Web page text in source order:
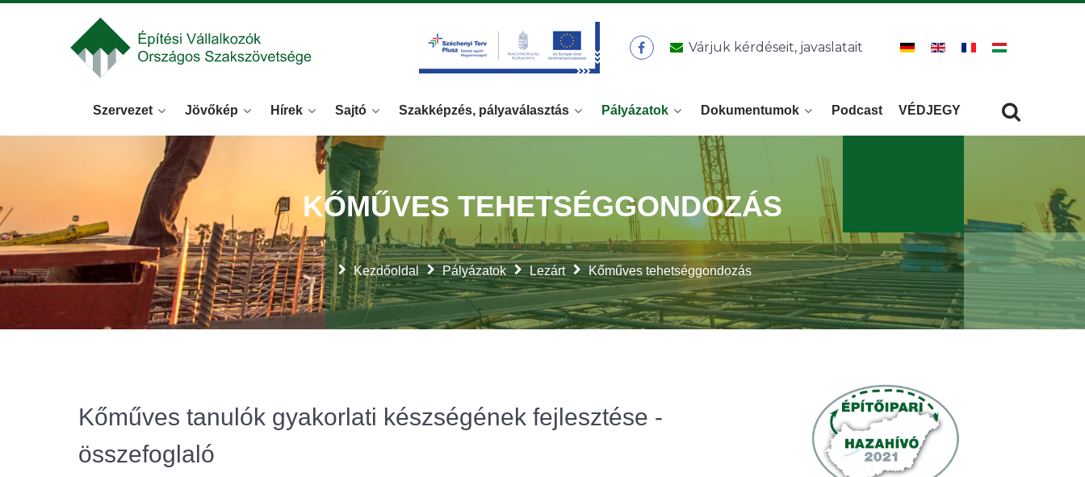
Várjuk kérdéseit, javaslatait
Szervezet Jövőkép Hírek Sajtó Szakképzés, pályaválasztás Pályázatok Dokumentumok Podcast VÉDJEGY
Kezdőoldal Pályázatok Lezárt Kőműves tehetséggondozás
KŐMŰVES TEHETSÉGGONDOZÁS
Kőműves tanulók gyakorlati készségének fejlesztése -
összefoglaló